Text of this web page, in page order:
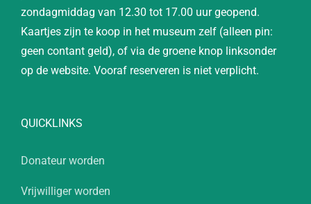
zondagmiddag van 12.30 tot 17.00 uur geopend.
Kaartjes zijn te koop in het museum zelf (alleen pin:
geen contant geld), of via de groene knop linksonder
op de website. Vooraf reserveren is niet verplicht.
QUICKLINKS
Donateur worden
Vrijwilliger worden